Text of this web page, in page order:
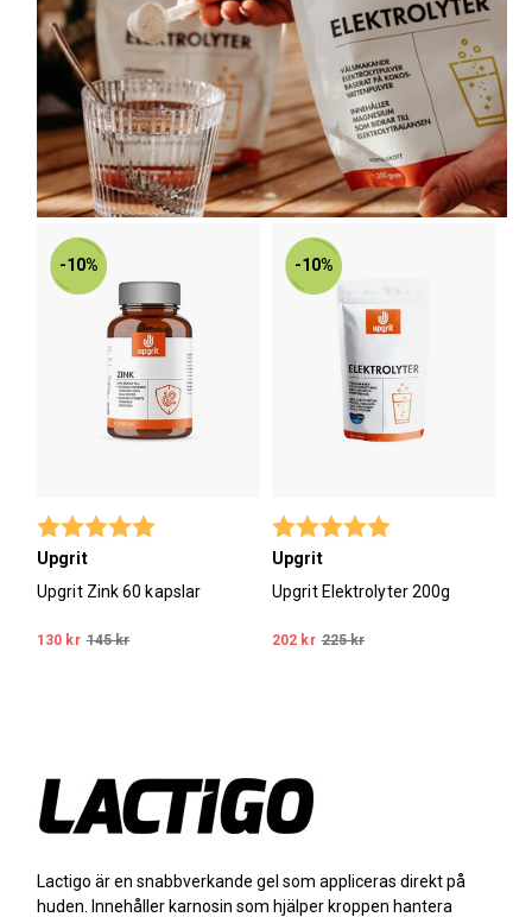
-10%
Betyg: 5.0 utav 5 stjärnor
Upgrit
Upgrit Zink 60 kapslar
130 kr 145 kr
-10%
Betyg:
Upgrit
Upgrit Elektrolyter 200g
202 kr 225 kr
Lactigo är en snabbverkande gel som appliceras direkt på
huden. Innehåller karnosin som hjälper kroppen hantera